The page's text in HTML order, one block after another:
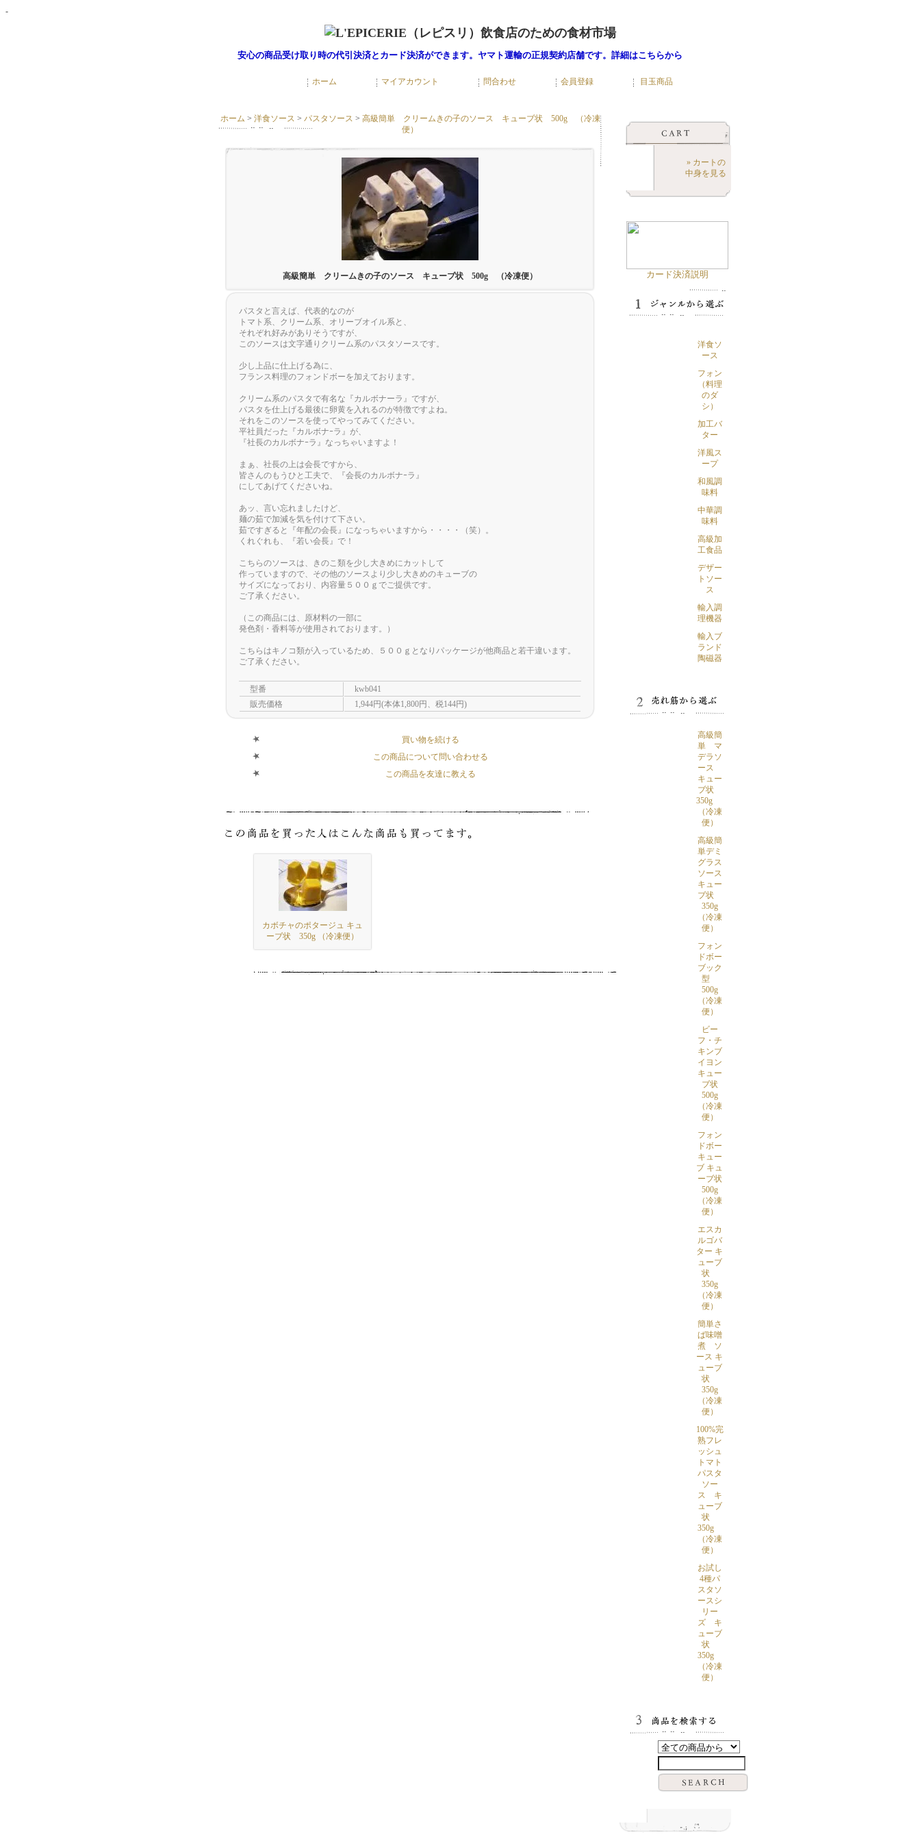
-
安心の商品受け取り時の代引決済とカード決済ができます。ヤマト運輸の正規契約店舗です。詳細はこちらから
ホーム マイアカウント 問合わせ 会員登録 目玉商品
ホーム > 洋食ソース > パスタソース > 高級簡単 クリームきの子のソース キューブ状 500g （冷凍
便）
高級簡単 クリームきの子のソース キューブ状 500g （冷凍便）
パスタと言えば、代表的なのが
トマト系、クリーム系、オリーブオイル系と、
それぞれ好みがありそうですが、
このソースは文字通りクリーム系のパスタソースです。
少し上品に仕上げる為に、
フランス料理のフォンドボーを加えております。
クリーム系のパスタで有名な『カルボナーラ』ですが、
パスタを仕上げる最後に卵黄を入れるのが特徴ですよね。
それをこのソースを使ってやってみてください。
平社員だった『カルボナｰラ』が、
『社長のカルボナｰラ』なっちゃいますよ！
まぁ、社長の上は会長ですから、
皆さんのもうひと工夫で、『会長のカルボナｰラ』
にしてあげてくださいね。
あッ、言い忘れましたけど、
麺の茹で加減を気を付けて下さい。
茹ですぎると『年配の会長』になっちゃいますから・・・・（笑）。
くれぐれも、『若い会長』で！
こちらのソースは、きのこ類を少し大きめにカットして
作っていますので、その他のソースより少し大きめのキューブの
サイズになっており、内容量５００ｇでご提供です。
ご了承ください。
（この商品には、原材料の一部に
発色剤・香料等が使用されております。）
こちらはキノコ類が入っているため、５００ｇとなりパッケージが他商品と若干違います。
ご了承ください。
型番
kwb041
販売価格
1,944円(本体1,800円、税144円)
買い物を続ける
この商品について問い合わせる
この商品を友達に教える
カボチャのポタージュ キュ
ーブ状 350g （冷凍便）
» カートの
中身を見る
カード決済説明
洋食ソ
ース
フォン
（料理
のダ
シ）
加工バ
ター
洋風ス
ープ
和風調
味料
中華調
味料
高級加
工食品
デザー
トソー
ス
輸入調
理機器
輸入ブ
ランド
陶磁器
高級簡
単 マ
デラソ
ース
キュー
ブ状
350g
（冷凍
便）
高級簡
単デミ
グラス
ソース
キュー
ブ状
350g
（冷凍
便）
フォン
ドボー
ブック
型
500g
（冷凍
便）
ビー
フ・チ
キンブ
イヨン
キュー
ブ状
500g
（冷凍
便）
フォン
ドボー
キュー
ブ キュ
ーブ状
500g
（冷凍
便）
エスカ
ルゴバ
ター キ
ューブ
状
350g
（冷凍
便）
簡単さ
ば味噌
煮 ソ
ース キ
ューブ
状
350g
（冷凍
便）
100%完
熟フレ
ッシュ
トマト
パスタ
ソー
ス キ
ューブ
状
350g
（冷凍
便）
お試し
4種パ
スタソ
ースシ
リー
ズ キ
ューブ
状
350g
（冷凍
便）